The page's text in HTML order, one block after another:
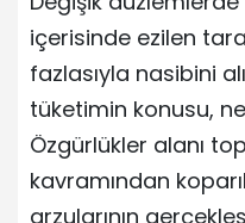
içerisinde ezilen
fazlasıyla nasibini
tüketimin konusu,
Özgürlükler alanı
kavramından
arzularının